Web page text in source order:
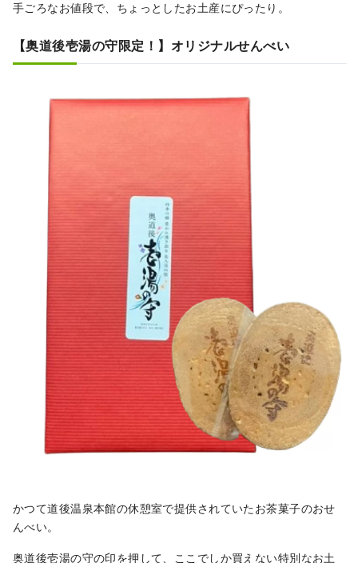
手ごろなお値段で、ちょっとしたお土産にぴったり。
【奥道後壱湯の守限定！】オリジナルせんべい
かつて道後温泉本館の休憩室で提供されていたお茶菓子のおせ
んべい。
奥道後壱湯の守の印を押して、ここでしか買えない特別なお土